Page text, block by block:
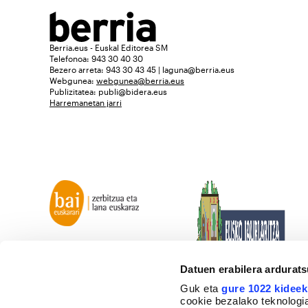
Datuen erabilera
Guk etagure 1022 kideek
cookie bezalako
Berria.eus - Euskal Editorea SM
Telefonoa: 943 30 40 30
Bezero arreta: 943 30 43 45 | laguna@berria.eus
Webgunea: webgunea@berria.eus
Publizitatea: publi@bidera.eus
Harremanetan jarri